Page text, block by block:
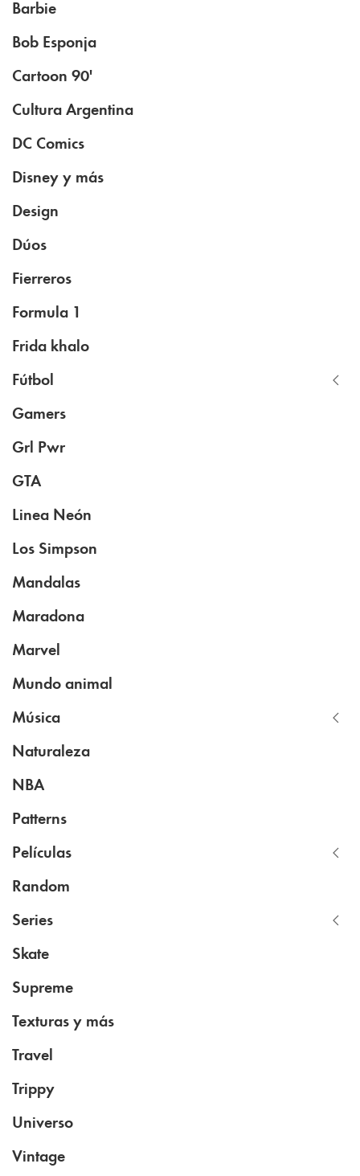
Barbie
Bob Esponja
Cartoon 90'
Cultura Argentina
DC Comics
Disney y más
Design
Dúos
Fierreros
Formula 1
Frida khalo
Fútbol
Gamers
Grl Pwr
GTA
Linea Neón
Los Simpson
Mandalas
Maradona
Marvel
Mundo animal
Música
Naturaleza
NBA
Patterns
Películas
Random
Series
Skate
Supreme
Texturas y más
Travel
Trippy
Universo
Vintage